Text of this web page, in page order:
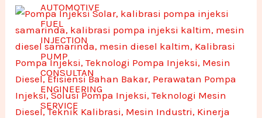
AUTOMOTIVE
FUEL
INJECTION
PUMP
CONSULTAN
ENGINEERING
SERVICE
Pentingnya
Kalibrasi
Pompa
Injeksi
Solar
untuk
Optimalisasi